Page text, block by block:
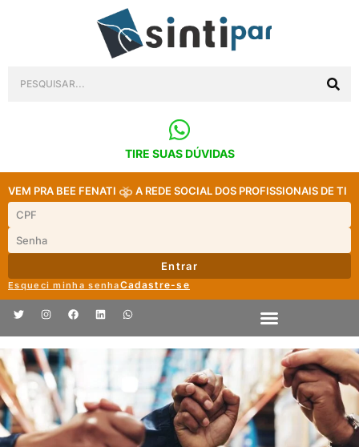
TIRE SUAS DÚVIDAS
VEM PRA BEE FENATI A REDE SOCIAL DOS PROFISSIONAIS DE TI
Entrar
Esqueci minha senhaCadastre-se